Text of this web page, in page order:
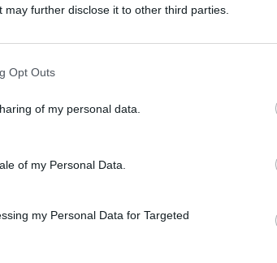
may further disclose it to other third parties.
Opt Outs
of my personal data.
of my Personal Data.
my Personal Data for Targeted
χαρακτήρα του καλλιτέχνη.
- Sweat – Soaked &